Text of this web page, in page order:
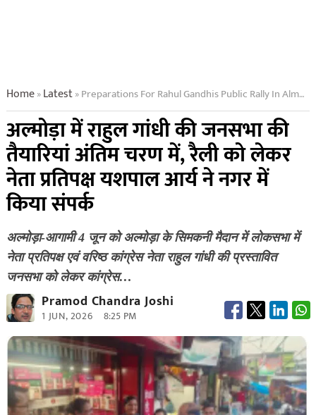
Home»Latest»Preparations For Rahul Gandhis Public Rally In Almora Are In Their Final Stages
अल्मोड़ा में राहुल गांधी की जनसभा की
तैयारियां अंतिम चरण में, रैली को लेकर
नेता प्रतिपक्ष यशपाल आर्य ने नगर में
किया संपर्क
अल्मोड़ा-आगामी 4 जून को अल्मोड़ा के सिमकनी मैदान में लोकसभा में
नेता प्रतिपक्ष एवं वरिष्ठ कांग्रेस नेता राहुल गांधी की प्रस्तावित
जनसभा को लेकर कांग्रेस…
Pramod Chandra Joshi
1 JUN, 2026 8:25 PM